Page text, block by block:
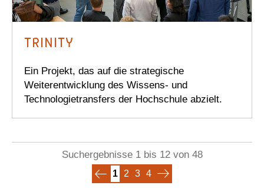
TRINITY
Ein Projekt, das auf die strategische
Weiterentwicklung des Wissens- und
Technologietransfers der Hochschule abzielt.
Suchergebnisse 1 bis 12 von 48
1 2 3 4